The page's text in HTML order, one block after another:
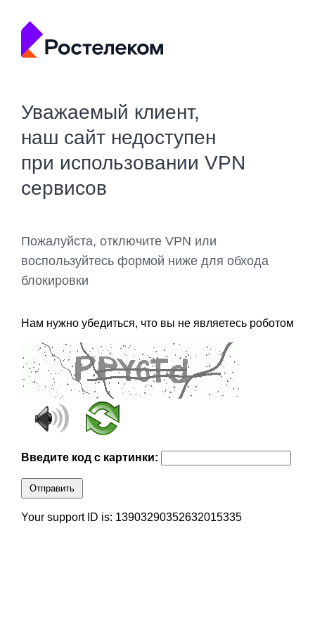
Уважаемый клиент,
наш сайт недоступен
при использовании VPN
сервисов
Пожалуйста, отключите VPN или
воспользуйтесь формой ниже для обхода
блокировки
Нам нужно убедиться, что вы не являетесь роботом
Введите код с картинки:
Отправить
Your support ID is: 13903290352632015335